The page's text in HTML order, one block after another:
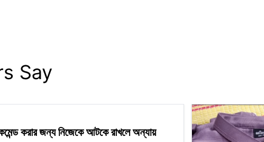
Say
করার জন্য নিজেকে আটকে রাখলে অন্যায়